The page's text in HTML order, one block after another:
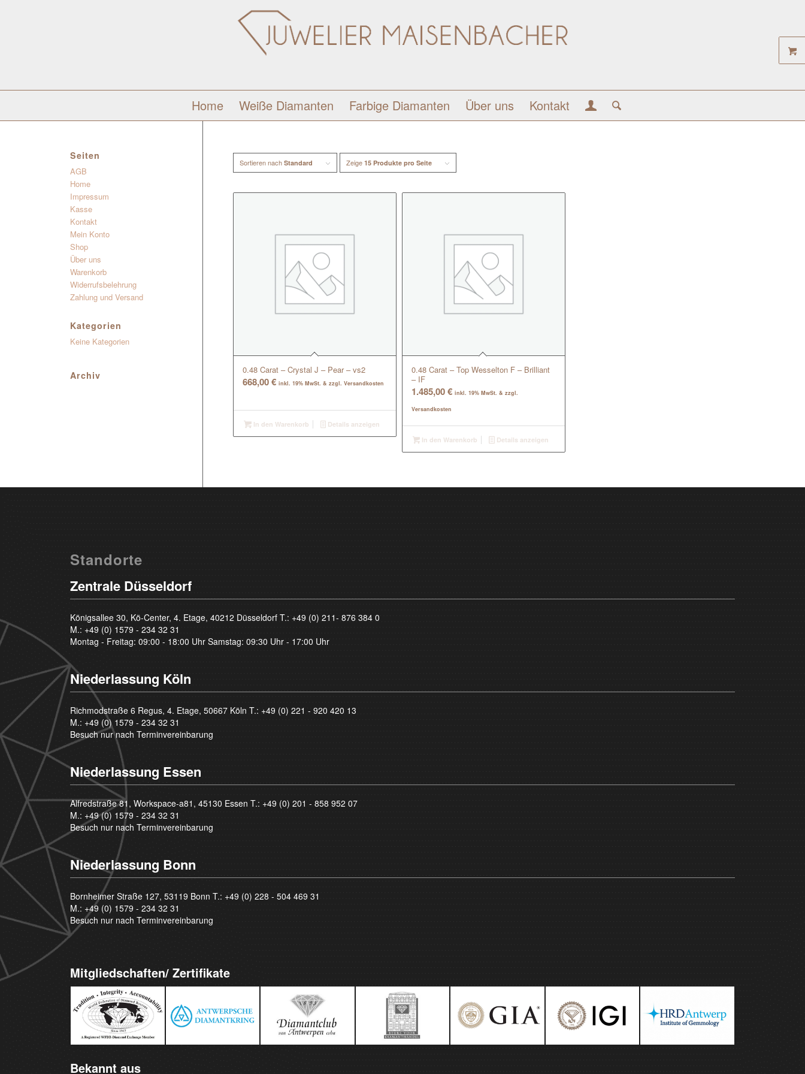
Home Weiße Diamanten Farbige Diamanten Über uns Kontakt
Sortieren nachStandard Zeige15 Produkte pro Seite
0.48 Carat – Crystal J – Pear – vs2
668,00€ inkl. 19% MwSt. & zzgl. Versandkosten
In den Warenkorb Details anzeigen
0.48 Carat – Top Wesselton F – Brilliant
– IF
1.485,00€ inkl. 19% MwSt. & zzgl.
Versandkosten
In den Warenkorb Details anzeigen
Seiten
AGB
Home
Impressum
Kasse
Kontakt
Mein Konto
Shop
Über uns
Warenkorb
Widerrufsbelehrung
Zahlung und Versand
Kategorien
Keine Kategorien
Archiv
Standorte
Zentrale Düsseldorf
Königsallee 30, Kö-Center, 4. Etage, 40212 Düsseldorf T.: +49 (0) 211- 876 384 0
M.: +49 (0) 1579 - 234 32 31
Montag - Freitag: 09:00 - 18:00 Uhr Samstag: 09:30 Uhr - 17:00 Uhr
Niederlassung Köln
Richmodstraße 6 Regus, 4. Etage, 50667 Köln T.: +49 (0) 221 - 920 420 13
M.: +49 (0) 1579 - 234 32 31
Besuch nur nach Terminvereinbarung
Niederlassung Essen
Alfredstraße 81, Workspace-a81, 45130 Essen T.: +49 (0) 201 - 858 952 07
M.: +49 (0) 1579 - 234 32 31
Besuch nur nach Terminvereinbarung
Niederlassung Bonn
Bornheimer Straße 127, 53119 Bonn T.: +49 (0) 228 - 504 469 31
M.: +49 (0) 1579 - 234 32 31
Besuch nur nach Terminvereinbarung
Mitgliedschaften/ Zertifikate
Bekannt aus